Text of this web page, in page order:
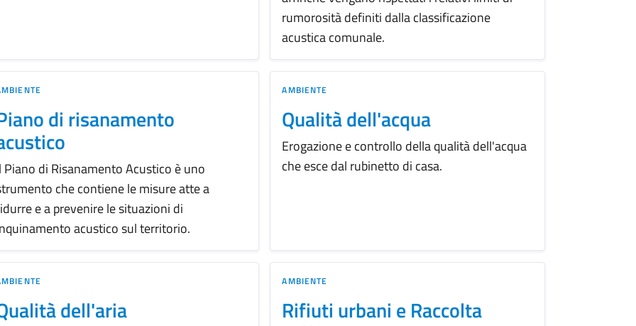
rumorosità definiti dalla classificazione
acustica comunale.
di risanamento
Piano di Risanamento Acustico è uno
che contiene le misure atte a
e a prevenire le situazioni di
acustico sul territorio.
AMBIENTE
Qualità dell'acqua
Erogazione e controllo della qualità dell'acqua
che esce dal rubinetto di casa.
dell'aria
AMBIENTE
Rifiuti urbani e Raccolta